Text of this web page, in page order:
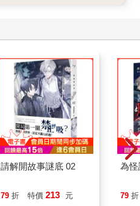
請解開故事謎底 02
79 折 特價 213 元
為怪
79 折